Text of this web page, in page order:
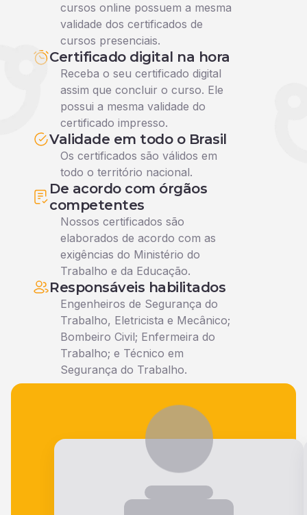
cursos online possuem a mesma
validade dos certificados de
cursos presenciais.
Certificado digital na hora
Receba o seu certificado digital
assim que concluir o curso. Ele
possui a mesma validade do
certificado impresso.
Validade em todo o Brasil
Os certificados são válidos em
todo o território nacional.
De acordo com órgãos
competentes
Nossos certificados são
elaborados de acordo com as
exigências do Ministério do
Trabalho e da Educação.
Responsáveis habilitados
Engenheiros de Segurança do
Trabalho, Eletricista e Mecânico;
Bombeiro Civil; Enfermeira do
Trabalho; e Técnico em
Segurança do Trabalho.
Veja o que nossos alunos falam